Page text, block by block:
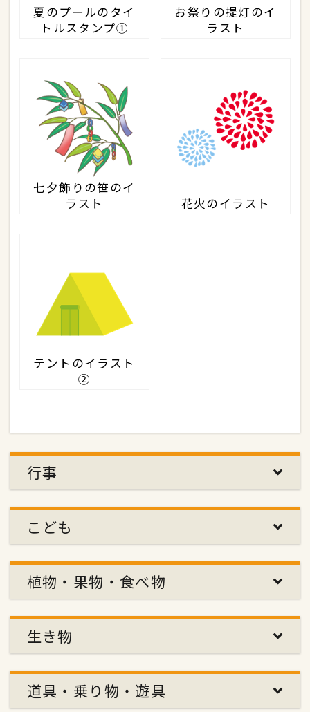
夏のプールのタイ
トルスタンプ①
お祭りの提灯のイ
ラスト
七夕飾りの笹のイ
ラスト
花火のイラスト
テントのイラスト
②
行事
こども
植物・果物・食べ物
生き物
道具・乗り物・遊具